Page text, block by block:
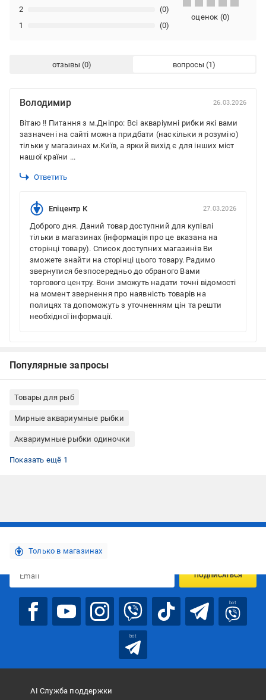
1 (0)
2 (0)
оценок (0)
отзывы вопросы
Володимир 26.03.2026
Вітаю !! Питання з м.Дніпро: Всі акваріумні рибки які вами
зазначені на сайті можна придбати (наскільки я розумію)
тільки у магазинах м.Київ, а яркий вихід є для інших міст
нашої країни ...
Ответить
Епіцентр К 27.03.2026
Доброго дня. Даний товар доступний для купівлі
тільки в магазинах (інформація про це вказана на
сторінці товару). Список доступних магазинів Ви
зможете знайти на сторінці цього товару. Радимо
звернутися безпосередньо до обраного Вами
торгового центру. Вони зможуть надати точні відомості
на момент звернення про наявність товарів на
полицях та допоможуть з уточненням цін та решти
необхідної інформації.
Популярные запросы
Товары для рыб
Мирные аквариумные рыбки
Аквариумные рыбки одиночки
Донные аквариумные рыбки
Показать ещё 1
Только в магазинах
ПОДПИСАТЬСЯ
bot
bot
AI Служба поддержки